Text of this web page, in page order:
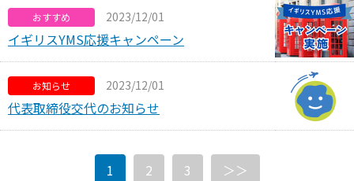
おすすめ 2023/12/01
イギリスYMS応援キャンペーン
お知らせ 2023/12/01
代表取締役交代のお知らせ
1 2 3 ＞＞